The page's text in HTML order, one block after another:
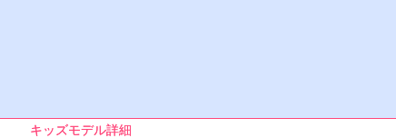
キッズモデル詳細